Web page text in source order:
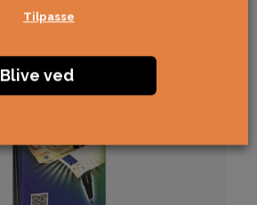
Tilpasse
Blive ved